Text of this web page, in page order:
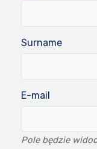
Surname
E-mail
Pole będzie